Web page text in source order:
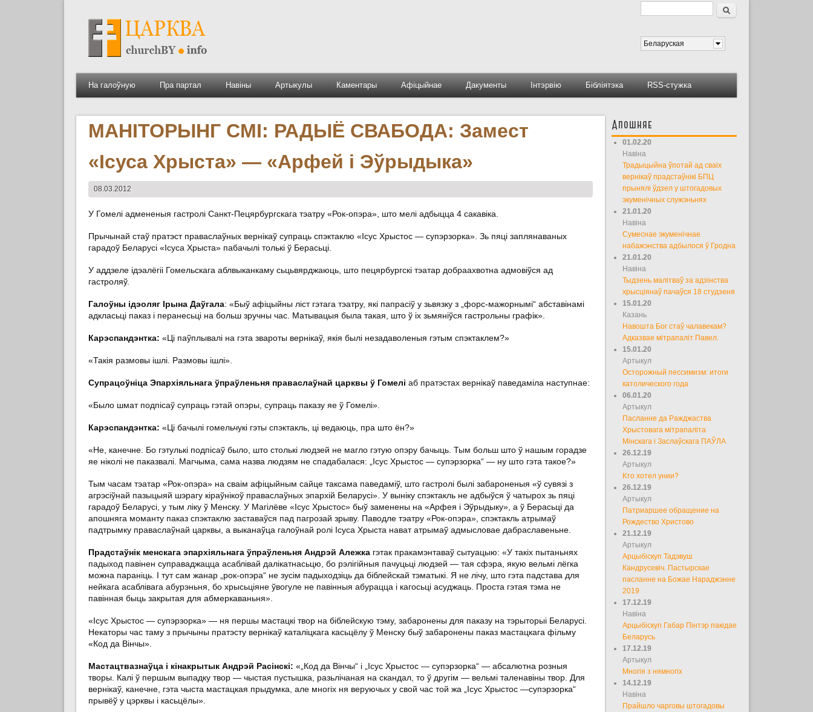
Форма пошуку
Пошук
Беларуская
На галоўную Пра партал Навіны Артыкулы Каментары Афіцыйнае Дакументы Інтэрвію Бібліятэка RSS-стужка
МАНІТОРЫНГ СМІ: РАДЫЁ СВАБОДА: Замест
«Ісуса Хрыста» — «Арфей і Эўрыдыка»
08.03.2012
У Гомелі адмененыя гастролі Санкт-Пецярбургскага тэатру «Рок-опэра», што мелі адбыцца 4 сакавіка.
Прычынай стаў пратэст праваслаўных вернікаў супраць спэктаклю «Ісус Хрыстос — супэрзорка». Зь пяці заплянаваных
гарадоў Беларусі «Ісуса Хрыста» пабачылі толькі ў Берасьці.
У аддзеле ідэалёгіі Гомельскага аблвыканкаму сьцьвярджаюць, што пецярбургскі тэатар добраахвотна адмовіўся ад
гастроляў.
Галоўны ідэоляг Ірына Даўгала: «Быў афіцыйны ліст гэтага тэатру, які папрасіў у зьвязку з „форс-мажорнымі“ абставінамі
адкласьці паказ і перанесьці на больш зручны час. Матывацыя была такая, што ў іх зьмяніўся гастрольны графік».
Карэспандэнтка: «Ці паўплывалі на гэта звароты вернікаў, якія былі незадаволеныя гэтым спэктаклем?»
«Такія размовы ішлі. Размовы ішлі».
Супрацоўніца Эпархіяльнага ўпраўленьня праваслаўнай царквы ў Гомелі аб пратэстах вернікаў паведаміла наступнае:
«Было шмат подпісаў супраць гэтай опэры, супраць паказу яе ў Гомелі».
Карэспандэнтка: «Ці бачылі гомельчукі гэты спэктакль, ці ведаюць, пра што ён?»
«Не, канечне. Бо гэтулькі подпісаў было, што столькі людзей не магло гэтую опэру бачыць. Тым больш што ў нашым горадзе
яе ніколі не паказвалі. Магчыма, сама назва людзям не спадабалася: „Ісус Хрыстос — супэрзорка“ — ну што гэта такое?»
Тым часам тэатар «Рок-опэра» на сваім афіцыйным сайце таксама паведаміў, што гастролі былі забароненыя «ў сувязі з
агрэсіўнай пазыцыяй шэрагу кіраўнікоў праваслаўных эпархій Беларусі». У выніку спэктакль не адбыўся ў чатырох зь пяці
гарадоў Беларусі, у тым ліку ў Менску. У Магілёве «Ісус Хрыстос» быў заменены на «Арфея і Эўрыдыку», а ў Берасьці да
апошняга моманту паказ спэктаклю заставаўся пад пагрозай зрыву. Паводле тэатру «Рок-опэра», спэктакль атрымаў
падтрымку праваслаўнай царквы, а выканаўца галоўнай ролі Ісуса Хрыста нават атрымаў адмысловае дабраславеньне.
Прадстаўнік менскага эпархіяльнага ўпраўленьня Андрэй Алежкагэтак пракамэнтаваў сытуацыю: «У такіх пытаньнях
падыход павінен суправаджацца асаблівай далікатнасьцю, бо рэлігійныя пачуцьці людзей — тая сфэра, якую вельмі лёгка
можна параніць. І тут сам жанар „рок-опэра“ не зусім падыходзіць да біблейскай тэматыкі. Я не лічу, што гэта падстава для
нейкага асаблівага абурэньня, бо хрысьціяне ўвогуле не павінныя абурацца і кагосьці асуджаць. Проста гэтая тэма не
павінная быць закрытая для абмеркаваньня».
«Ісус Хрыстос — супэрзорка» — ня першы мастацкі твор на біблейскую тэму, забаронены для паказу на тэрыторыі Беларусі.
Некаторы час таму з прычыны пратэсту вернікаў каталіцкага касьцёлу ў Менску быў забаронены паказ мастацкага фільму
«Код да Вінчы».
Мастацтвазнаўца і кінакрытык Андрэй Расінскі: «„Код да Вінчы“ і „Ісус Хрыстос — супэрзорка“ — абсалютна розныя
творы. Калі ў першым выпадку твор — чыстая пустышка, разьлічаная на скандал, то ў другім — вельмі таленавіны твор. Для
вернікаў, канечне, гэта чыста мастацкая прыдумка, але многіх ня веруючых у свой час той жа „Ісус Хрыстос —супэрзорка“
прывёў у цэрквы і касьцёлы».
Апошняе
01.02.20
Навіна
Традыцыйна ўпотай ад сваіх
вернікаў прадстаўнікі БПЦ
прынялі ўдзел у штогадовых
экуменічных служэньнях
21.01.20
Навіна
Сумеснае экуменічнае
набажэнства адбылося ў Гродна
21.01.20
Навіна
Тыдзень малітваў за адзінства
хрысціянаў пачаўся 18 студзеня
15.01.20
Казань
Навошта Бог стаў чалавекам?
Адказвае мітрапаліт Павел.
15.01.20
Артыкул
Осторожный пессимизм: итоги
католического года
06.01.20
Артыкул
Пасланне да Ражджаства
Хрыстовага мітрапаліта
Мінскага і Заслаўскага ПАЎЛА
26.12.19
Артыкул
Кто хотел унии?
26.12.19
Артыкул
Патриаршее обращение на
Рождество Христово
21.12.19
Артыкул
Арцыбіскуп Тадэвуш
Кандрусевіч. Пастырскае
пасланне на Божае Нараджэнне
2019
17.12.19
Навіна
Арцыбіскуп Габар Пінтэр пакідае
Беларусь
17.12.19
Артыкул
Многія з нямногіх
14.12.19
Навіна
Прайшло чарговы штогадовы